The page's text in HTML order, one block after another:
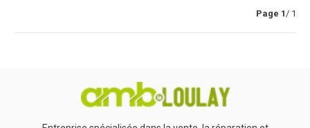
Page 1/ 1